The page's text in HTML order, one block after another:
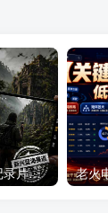
外面卖188的抖音AI伪记录片赛道掘金全攻略；从选题到发布十一大环节拆解，零基础也能做出高流量真实感内容